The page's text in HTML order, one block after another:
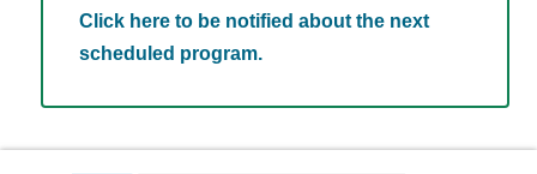
Click here to be notified about the next
scheduled program.